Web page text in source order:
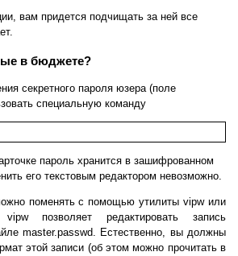
вам придется подчищать за ней все
в бюджете?
секретного пароля юзера (поле
специальную команду
пароль хранится в зашифрованном
его текстовым редактором невозможно.
поменять с помощью утилиты vipw или
позволяет редактировать запись
master.passwd. Естественно, вы должны
этой записи (об этом можно прочитать в